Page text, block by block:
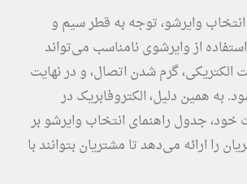
وایرشو، توجه به قطر سیم و
از وایرشوی نامناسب می‌تواند
الکتریکی، گرم شدن اتصال، و در نهایت
به همین دلیل، الکتروفابریک در
جدول راهنمای انتخاب وایرشو بر
را ارائه می‌دهد تا مشتریان بتوانند با